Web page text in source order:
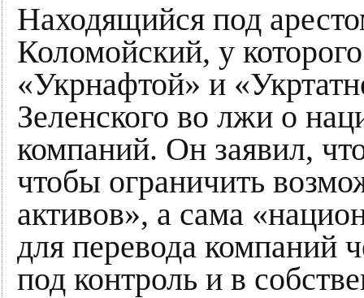
Находящийся под
Коломойский, у
«Укрнафтой» и
Зеленского во лжи о
компаний. Он заявил,
чтобы ограничить
активов», а сама
для перевода компаний
под контроль и в